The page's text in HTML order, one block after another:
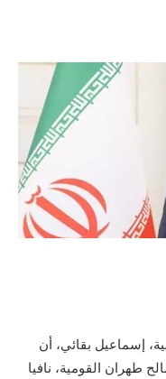
إسماعيل بقائي، أن
طهران القومية، نافيا